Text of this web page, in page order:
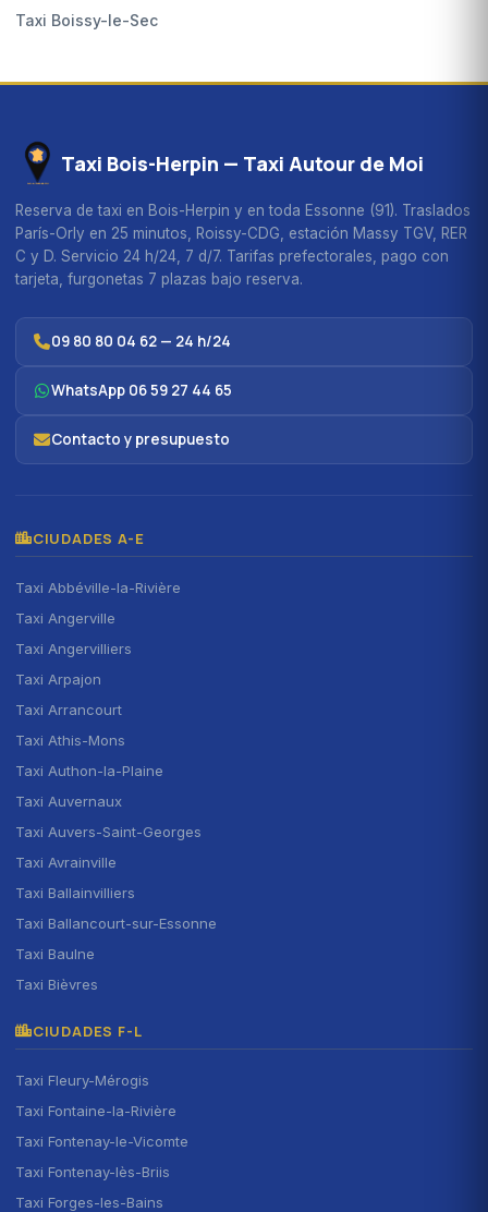
Taxi Boissy-le-Sec
Taxi Bois-Herpin — Taxi Autour de Moi
Reserva de taxi en Bois-Herpin y en toda Essonne (91). Traslados
París-Orly en 25 minutos, Roissy-CDG, estación Massy TGV, RER
C y D. Servicio 24 h/24, 7 d/7. Tarifas prefectorales, pago con
tarjeta, furgonetas 7 plazas bajo reserva.
09 80 80 04 62 — 24 h/24
WhatsApp 06 59 27 44 65
Contacto y presupuesto
CIUDADES A-E
Taxi Abbéville-la-Rivière
Taxi Angerville
Taxi Angervilliers
Taxi Arpajon
Taxi Arrancourt
Taxi Athis-Mons
Taxi Authon-la-Plaine
Taxi Auvernaux
Taxi Auvers-Saint-Georges
Taxi Avrainville
Taxi Ballainvilliers
Taxi Ballancourt-sur-Essonne
Taxi Baulne
Taxi Bièvres
CIUDADES F-L
Taxi Fleury-Mérogis
Taxi Fontaine-la-Rivière
Taxi Fontenay-le-Vicomte
Taxi Fontenay-lès-Briis
Taxi Forges-les-Bains